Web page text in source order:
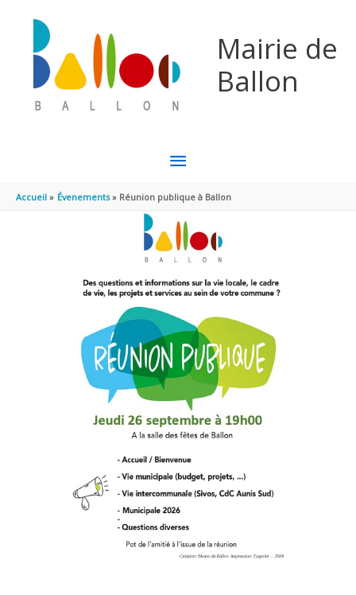
Mairie de
Ballon
MENU
PRINCIPAL
Accueil Évenements Réunion publique à Ballon